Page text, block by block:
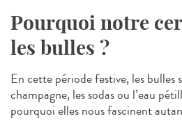
Pourquoi notre
les bulles ?
En cette période festive, les bulles
champagne, les sodas ou l’eau
pourquoi elles nous fascinent